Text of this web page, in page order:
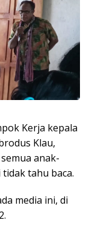
Kerja kepala
Klau,
anak-
tahu baca.
media ini, di